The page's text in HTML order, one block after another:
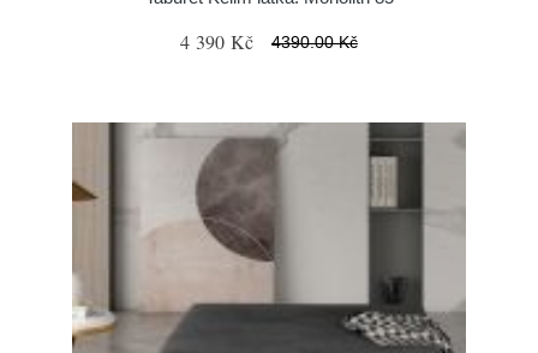
4 390 Kč 4390.00 Kč